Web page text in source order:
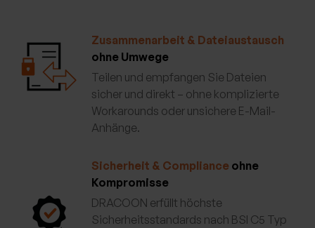
Zusammenarbeit & Dateiaustausch
ohne Umwege
Teilen und empfangen Sie Dateien
sicher und direkt – ohne komplizierte
Workarounds oder unsichere E-Mail-
Anhänge.
Sicherheit & Compliance ohne
Kompromisse
DRACOON erfüllt höchste
Sicherheitsstandards nach BSI C5 Typ